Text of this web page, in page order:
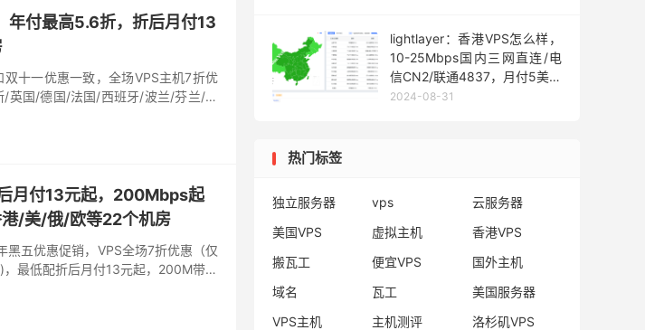
付最高5.6折，折后月付13
十一优惠一致，全场VPS主机7折优
英国/德国/法国/西班牙/波兰/芬兰/中
月付13元起，200Mbps起
/美/俄/欧等22个机房
五优惠促销，VPS全场7折优惠（仅
最低配折后月付13元起，200M带宽
lightlayer：香港VPS怎么样，
10-25Mbps国内三网直连/电
信CN2/联通4837，月付5美元
起
2024-08-31
热门标签
独立服务器 vps
云服务器
美国VPS
虚拟主机
香港VPS
搬瓦工
便宜VPS
国外主机
域名
瓦工
美国服务器
VPS主机
主机测评
洛杉矶VPS